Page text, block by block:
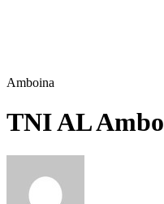
Amboina
TNI AL